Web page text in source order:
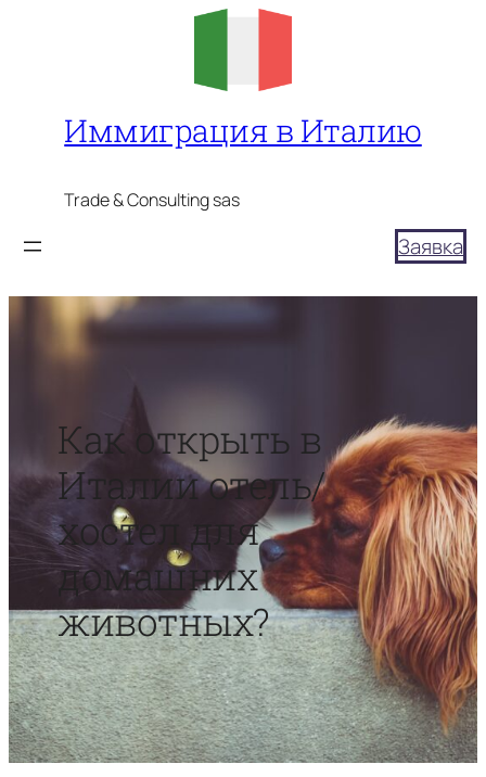
Иммиграция в Италию
Trade & Consulting sas
Заявка
Как открыть в
Италии отель/
хостел для
домашних
животных?